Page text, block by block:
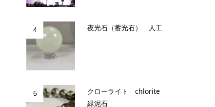
4 夜光石（蓄光石） 人工
5
クローライト chlorite
緑泥石